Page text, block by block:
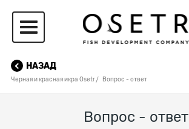
НАЗАД
Черная и красная икра Osetr Вопрос - ответ
Вопрос - ответ